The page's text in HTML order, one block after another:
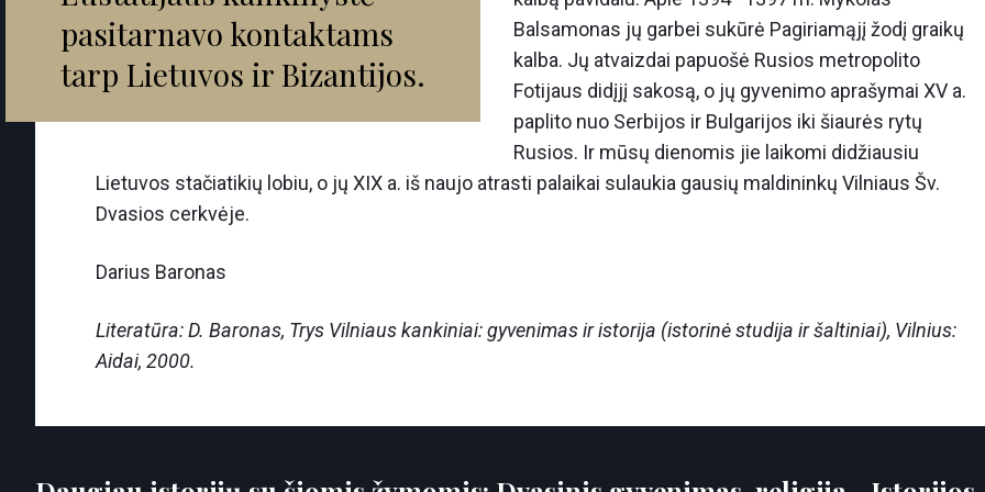
pasitarnavo kontaktams
tarp Lietuvos ir Bizantijos.
Balsamonas jų garbei sukūrė Pagiriamąjį žodį graikų
kalba. Jų atvaizdai papuošė Rusios metropolito
Fotijaus didįjį sakosą, o jų gyvenimo aprašymai XV a.
paplito nuo Serbijos ir Bulgarijos iki šiaurės rytų
Rusios. Ir mūsų dienomis jie laikomi didžiausiu
Lietuvos stačiatikių lobiu, o jų XIX a. iš naujo atrasti palaikai sulaukia gausių maldininkų Vilniaus Šv.
Dvasios cerkvėje.
Darius Baronas
Literatūra: D. Baronas, Trys Vilniaus kankiniai: gyvenimas ir istorija (istorinė studija ir šaltiniai), Vilnius:
Aidai, 2000.